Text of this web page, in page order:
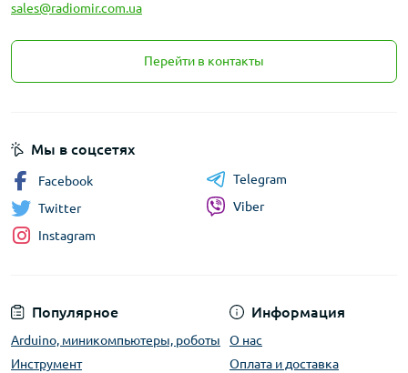
sales@radiomir.com.ua
Перейти в контакты
Популярное
Arduino, миникомпьютеры, роботы
Инструмент
Информация
О нас
Оплата и доставка
Мы в соцсетях
Facebook
Twitter
Instagram
Telegram
Viber